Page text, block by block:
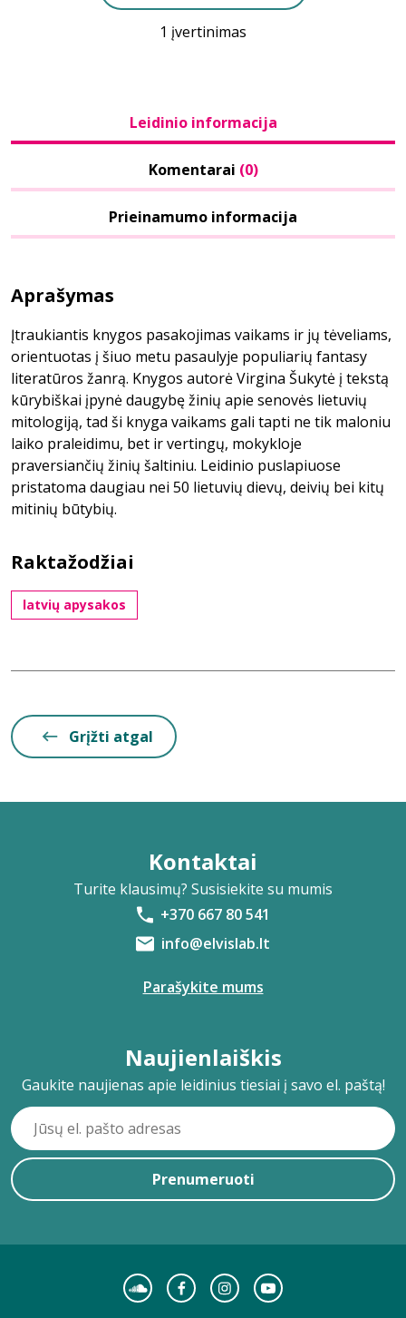
1 įvertinimas
Leidinio informacija
Komentarai (0)
Prieinamumo informacija
Aprašymas
Įtraukiantis knygos pasakojimas vaikams ir jų tėveliams,
orientuotas į šiuo metu pasaulyje populiarių fantasy
literatūros žanrą. Knygos autorė Virgina Šukytė į tekstą
kūrybiškai įpynė daugybę žinių apie senovės lietuvių
mitologiją, tad ši knyga vaikams gali tapti ne tik maloniu
laiko praleidimu, bet ir vertingų, mokykloje
praversiančių žinių šaltiniu. Leidinio puslapiuose
pristatoma daugiau nei 50 lietuvių dievų, deivių bei kitų
mitinių būtybių.
Raktažodžiai
latvių apysakos
Grįžti atgal
Kontaktai
Turite klausimų? Susisiekite su mumis
+370 667 80 541
info@elvislab.lt
Parašykite mums
Naujienlaiškis
Gaukite naujienas apie leidinius tiesiai į savo el. paštą!
Prenumeruoti